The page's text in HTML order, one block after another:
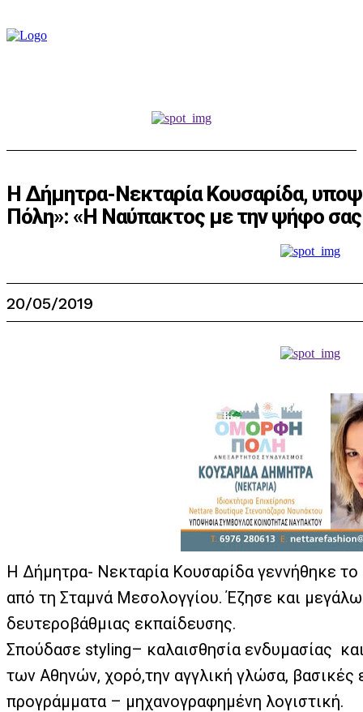
Η Δήμητρα-Νεκταρία Κουσαρίδα,
Πόλη»: «Η Ναύπακτος με την ψήφο σας
20/05/2019
Η Δήμητρα- Νεκταρία Κουσαρίδα γεννήθηκε το
από τη Σταμνά Μεσολογγίου. Έζησε και
δευτεροβάθμιας εκπαίδευσης.
Σπούδασε styling– καλαισθησία ενδυμασίας
των Αθηνών, χορό,την αγγλική γλώσα, βασικές
προγράμματα – μηχανογραφημένη λογιστική.